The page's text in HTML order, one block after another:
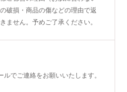
破損・商品の傷などの理由で返
ません。予めご了承ください。
でご連絡をお願いいたします。